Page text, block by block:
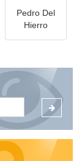
Pedro Del
Hierro